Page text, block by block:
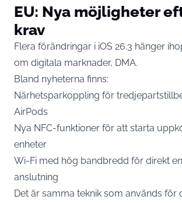
EU: Nya möjligheter
krav
Flera förändringar i iOS 26.3 hänger
om digitala marknader, DMA.
Bland nyheterna finns:
Närhetsparkoppling för
AirPods
Nya NFC-funktioner för att starta
enheter
Wi-Fi med hög bandbredd för direkt
anslutning
Det är samma teknik som används för